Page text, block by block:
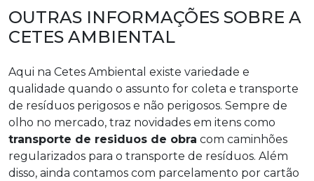
OUTRAS INFORMAÇÕES SOBRE A
CETES AMBIENTAL
Aqui na Cetes Ambiental existe variedade e
qualidade quando o assunto for coleta e transporte
de resíduos perigosos e não perigosos. Sempre de
olho no mercado, traz novidades em itens como
transporte de residuos de obra com caminhões
regularizados para o transporte de resíduos. Além
disso, ainda contamos com parcelamento por cartão